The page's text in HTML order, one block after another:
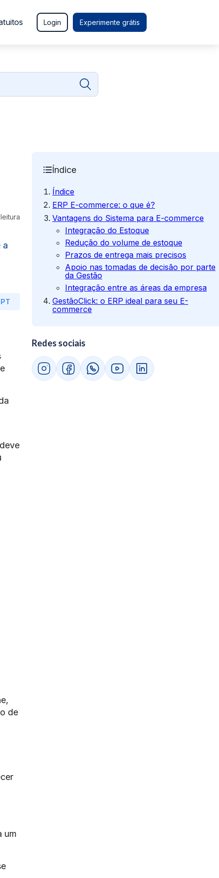
Login Experimente grátis
a
deve
de
um
Índice
Índice
ERP E-commerce: o que é?
Vantagens do Sistema para E-commerce
Integração do Estoque
Redução do volume de estoque
Prazos de entrega mais precisos
Apoio nas tomadas de decisão por parte
da Gestão
Integração entre as áreas da empresa
GestãoClick: o ERP ideal para seu E-
commerce
Redes sociais